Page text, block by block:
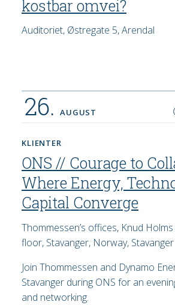
kostbar omvei?
Auditoriet, Østregate 5, Arendal
26. AUGUST
KLIENTER
ONS // Courage to
Where Energy,
Capital Converge
Thommessen’s offices, Knud
floor, Stavanger, Norway, Stavanger
Join Thommessen and Dynamo
Stavanger during ONS for an
and networking.